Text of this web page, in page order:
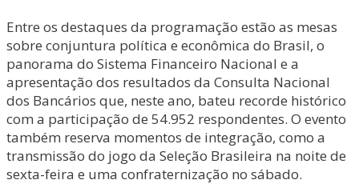
Entre os destaques da programação estão as mesas
sobre conjuntura política e econômica do Brasil, o
panorama do Sistema Financeiro Nacional e a
apresentação dos resultados da Consulta Nacional
dos Bancários que, neste ano, bateu recorde histórico
com a participação de 54.952 respondentes. O evento
também reserva momentos de integração, como a
transmissão do jogo da Seleção Brasileira na noite de
sexta-feira e uma confraternização no sábado.